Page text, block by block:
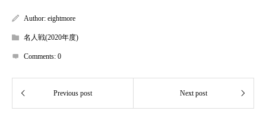
Author: eightmore
名人戦(2020年度)
Comments: 0